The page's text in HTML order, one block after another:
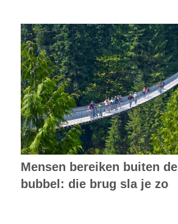
Mensen bereiken buiten
bubbel: die brug sla je zo